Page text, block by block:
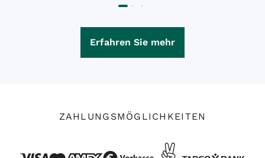
Erfahren Sie mehr
ZAHLUNGSMÖGLICHKEITEN